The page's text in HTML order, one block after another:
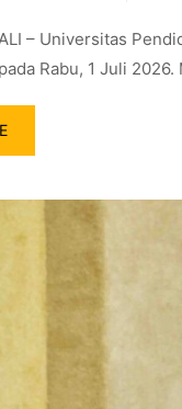
– Universitas
Rabu, 1 Juli